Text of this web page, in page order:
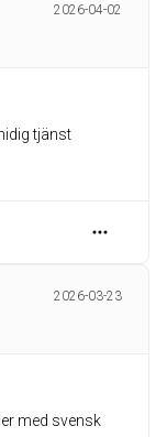
2026-04-02
tjänst
2026-03-23
med svensk